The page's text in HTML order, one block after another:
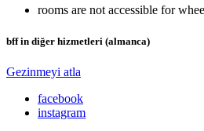
rooms are not accessible for
bff in diğer hizmetleri (almanca)
Gezinmeyi atla
facebook
instagram